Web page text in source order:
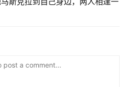
post a comment...